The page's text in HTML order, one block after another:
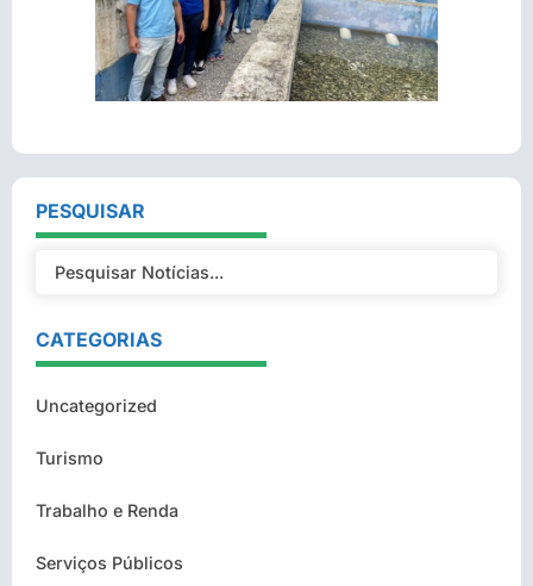
PESQUISAR
CATEGORIAS
Uncategorized
Turismo
Trabalho e Renda
Serviços Públicos